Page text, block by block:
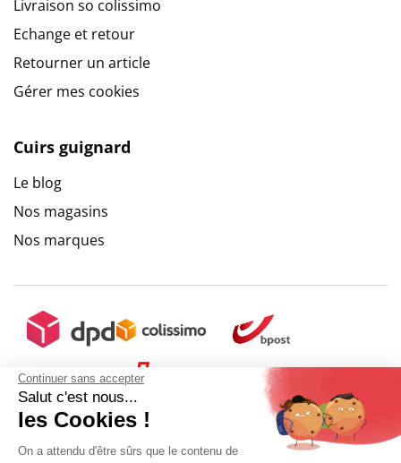
Continuer sans accepter
Salut c'est nous...
les Cookies !
On a attendu d'être sûrs que le contenu de
Livraison so colissimo
Echange et retour
Retourner un article
Gérer mes cookies
Cuirs guignard
Le blog
Nos magasins
Nos marques